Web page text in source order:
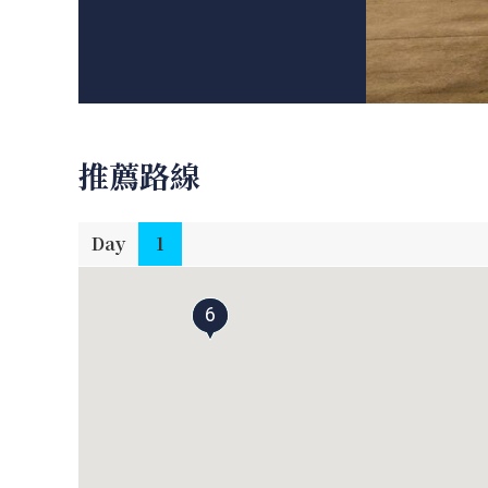
推薦路線
Day 1
6